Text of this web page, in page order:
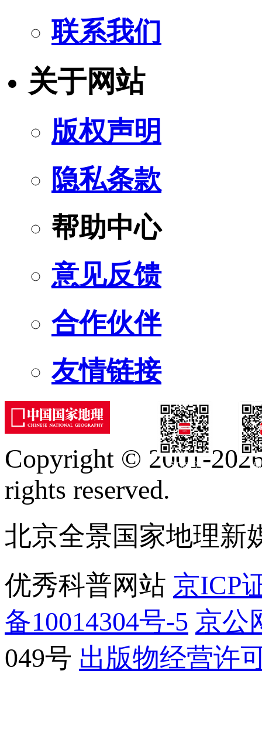
联系我们
关于网站
版权声明
隐私条款
帮助中心
意见反馈
合作伙伴
友情链接
订阅号
Copyright © 2001-
rights reserved.
北京全景国家地理新
优秀科普网站 京ICP
备10014304号-5 京公
049号 出版物经营许